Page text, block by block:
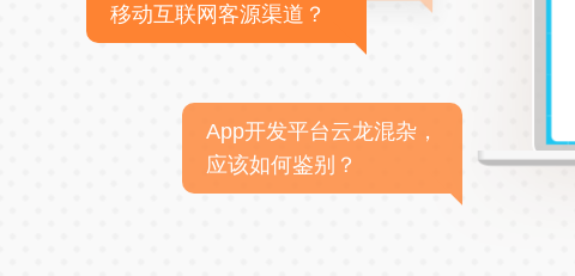
移动互联网客源渠道？
App开发平台云龙混杂，
应该如何鉴别？